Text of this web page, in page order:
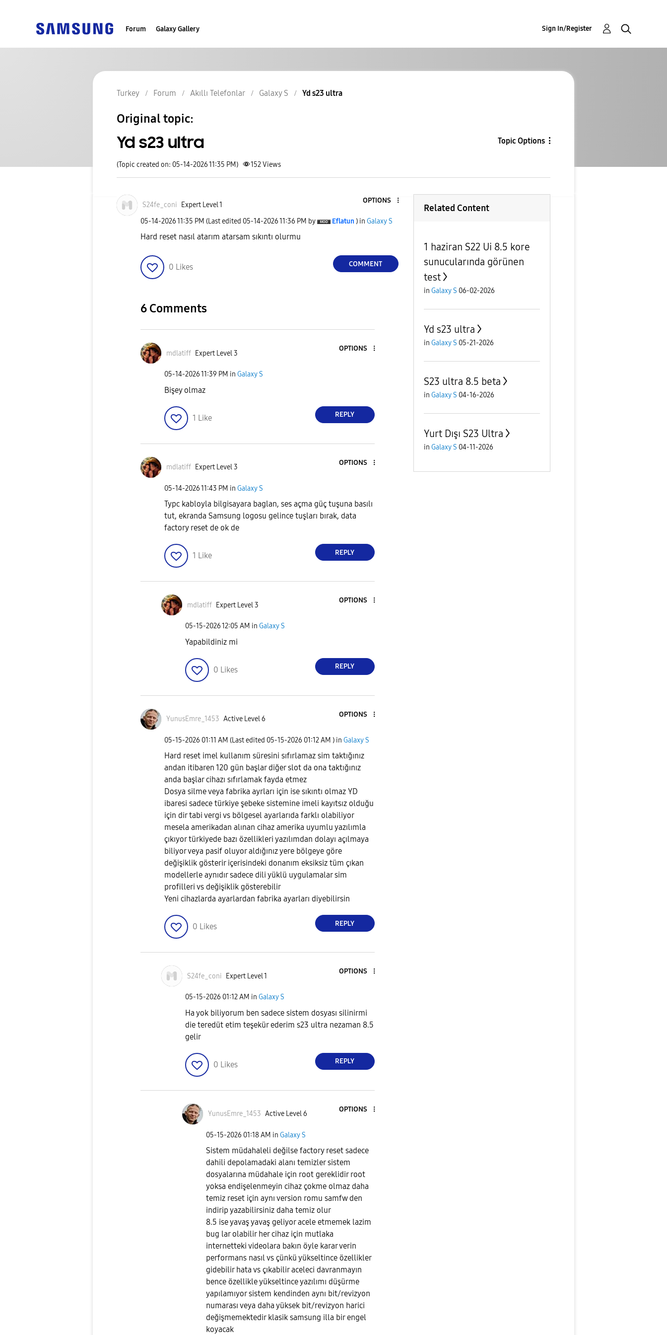
Forum Galaxy Gallery Sign In/Register
Turkey Forum Akıllı Telefonlar Galaxy S Yd s23 ultra
Original topic:
Yd s23 ultra Topic Options
(Topic created on: 05-14-2026 11:35 PM) 152Views
S24fe_coni Expert Level 1
OPTIONS
‎05-14-202611:35 PM (Last edited ‎05-14-202611:36 PM by Eflatun ) in Galaxy S
Hard reset nasıl atarım atarsam sıkıntı olurmu
0 Likes COMMENT
6 Comments
mdlatiff Expert Level 3
OPTIONS
‎05-14-202611:39 PM in Galaxy S
Bişey olmaz
1 Like REPLY
mdlatiff Expert Level 3
OPTIONS
‎05-14-202611:43 PM in Galaxy S
Typc kabloyla bilgisayara baglan, ses açma güç tuşuna basılı
tut, ekranda Samsung logosu gelince tuşları bırak, data
factory reset de ok de
1 Like REPLY
mdlatiff Expert Level 3
OPTIONS
‎05-15-202612:05 AM in Galaxy S
Yapabildiniz mi
0 Likes REPLY
YunusEmre_1453 Active Level 6
OPTIONS
‎05-15-2026 01:11 AM (Last edited ‎05-15-2026 01:12 AM ) in Galaxy S
Hard reset imel kullanım süresini sıfırlamaz sim taktığınız
andan itibaren 120 gün başlar diğer slot da ona taktığınız
anda başlar cihazı sıfırlamak fayda etmez
Dosya silme veya fabrika ayrları için ise sıkıntı olmaz YD
ibaresi sadece türkiye şebeke sistemine imeli kayıtsız olduğu
için dir tabi vergi vs bölgesel ayarlarıda farklı olabiliyor
mesela amerikadan alınan cihaz amerika uyumlu yazılımla
çıkıyor türkiyede bazı özellikleri yazılımdan dolayı açılmaya
biliyor veya pasif oluyor aldığınız yere bölgeye göre
değişiklik gösterir içerisindeki donanım eksiksiz tüm çıkan
modellerle aynıdır sadece dili yüklü uygulamalar sim
profilleri vs değişiklik gösterebilir
Yeni cihazlarda ayarlardan fabrika ayarları diyebilirsin
0 Likes REPLY
S24fe_coni Expert Level 1
OPTIONS
‎05-15-2026 01:12 AM in Galaxy S
Ha yok biliyorum ben sadece sistem dosyası silinirmi
die teredüt etim teşekür ederim s23 ultra nezaman 8.5
gelir
0 Likes REPLY
YunusEmre_1453 Active Level 6
OPTIONS
‎05-15-2026 01:18 AM in Galaxy S
Sistem müdahaleli değilse factory reset sadece
dahili depolamadaki alanı temizler sistem
dosyalarına müdahale için root gereklidir root
yoksa endişelenmeyin cihaz çokme olmaz daha
temiz reset için aynı version romu samfw den
indirip yazabilirsiniz daha temiz olur
8.5 ise yavaş yavaş geliyor acele etmemek lazim
bug lar olabilir her cihaz için mutlaka
internetteki videolara bakın öyle karar verin
performans nasıl vs çünkü yükseltince özellikler
gidebilir hata vs çıkabilir aceleci davranmayın
bence özellikle yükseltince yazılımı düşürme
yapılamıyor sistem kendinden aynı bit/revizyon
numarası veya daha yüksek bit/revizyon harici
değişmemektedir klasik samsung illa bir engel
koyacak
Related Content
1 haziran S22 Ui 8.5 kore
sunucularında görünen
test
in Galaxy S 06-02-2026
Yd s23 ultra
in Galaxy S 05-21-2026
S23 ultra 8.5 beta
in Galaxy S 04-16-2026
Yurt Dışı S23 Ultra
in Galaxy S 04-11-2026